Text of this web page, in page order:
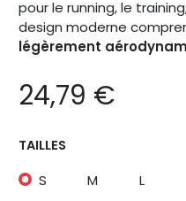
pour le running, le
design moderne
légèrement
24,79 €
TAILLES
S M L